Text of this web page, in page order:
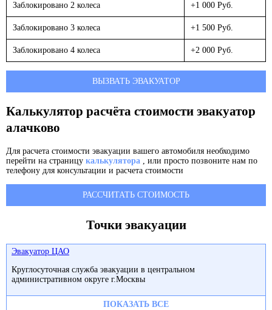
Заблокировано 2 колеса +1 000 Руб.
Заблокировано 3 колеса +1 500 Руб.
Заблокировано 4 колеса +2 000 Руб.
ВЫЗВАТЬ ЭВАКУАТОР
Калькулятор расчёта стоимости эвакуатор
алачково
Для расчета стоимости эвакуации вашего автомобиля необходимо
перейти на страницу калькулятора , или просто позвоните нам по
телефону для консультации и расчета стоимости
РАССЧИТАТЬ СТОИМОСТЬ
Точки эвакуации
Эвакуатор ЦАО
Круглосуточная служба эвакуации в центральном
административном округе г.Москвы
ПОКАЗАТЬ ВСЕ